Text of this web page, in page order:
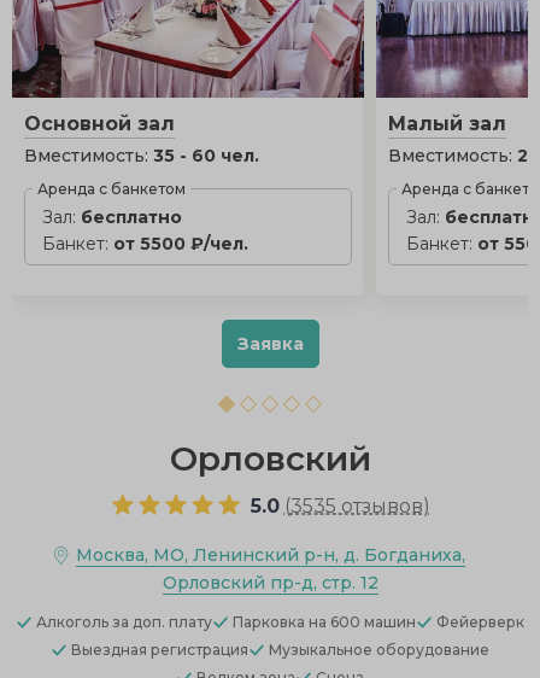
Основной зал
Вместимость: 35 - 60 чел.
Аренда с банкетом
Зал: бесплатно
Банкет: от 5500 ₽/чел.
Малый зал
Вместимость:
Аренда с
Зал:
Банкет: от
Заявка
Орловский
5.0 (3535 отзывов)
Москва, МО, Ленинский р-н, д. Богданиха,
Орловский пр-д, стр. 12
Алкоголь за доп. плату Парковка на 600 машин
Фейерверк
Выездная регистрация
Музыкальное оборудование